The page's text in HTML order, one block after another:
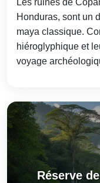
Les ruines de
Honduras, sont un
maya classique.
hiéroglyphique et
voyage
Réserve